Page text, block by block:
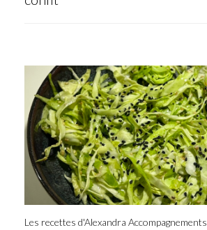
Les recettes d'Alexandra Accompagnements